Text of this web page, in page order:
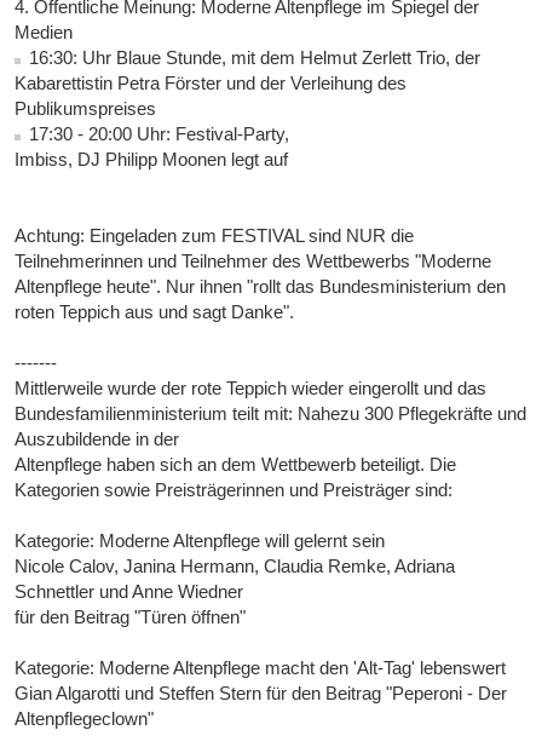
4. Öffentliche Meinung: Moderne Altenpflege im Spiegel der
Medien
16:30: Uhr Blaue Stunde, mit dem Helmut Zerlett Trio, der
Kabarettistin Petra Förster und der Verleihung des
Publikumspreises
17:30 - 20:00 Uhr: Festival-Party,
Imbiss, DJ Philipp Moonen legt auf
Achtung: Eingeladen zum FESTIVAL sind NUR die
Teilnehmerinnen und Teilnehmer des Wettbewerbs "Moderne
Altenpflege heute". Nur ihnen "rollt das Bundesministerium den
roten Teppich aus und sagt Danke".
-------
Mittlerweile wurde der rote Teppich wieder eingerollt und das
Bundesfamilienministerium teilt mit: Nahezu 300 Pflegekräfte und
Auszubildende in der
Altenpflege haben sich an dem Wettbewerb beteiligt. Die
Kategorien sowie Preisträgerinnen und Preisträger sind:
Kategorie: Moderne Altenpflege will gelernt sein
Nicole Calov, Janina Hermann, Claudia Remke, Adriana
Schnettler und Anne Wiedner
für den Beitrag "Türen öffnen"
Kategorie: Moderne Altenpflege macht den 'Alt-Tag' lebenswert
Gian Algarotti und Steffen Stern für den Beitrag "Peperoni - Der
Altenpflegeclown"